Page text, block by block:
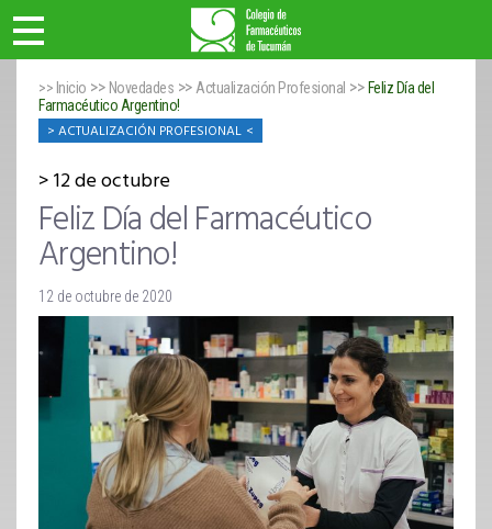
>> Inicio >> Novedades >> Actualización Profesional >> Feliz Día del
Farmacéutico Argentino!
ACTUALIZACIÓN PROFESIONAL
12 de octubre
Feliz Día del Farmacéutico
Argentino!
12 de octubre de 2020